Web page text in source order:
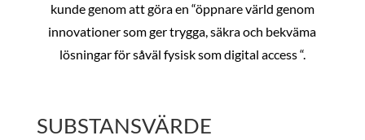
kunde genom att göra en “öppnare värld genom
innovationer som ger trygga, säkra och bekväma
lösningar för såväl fysisk som digital access “.
SUBSTANSVÄRDE